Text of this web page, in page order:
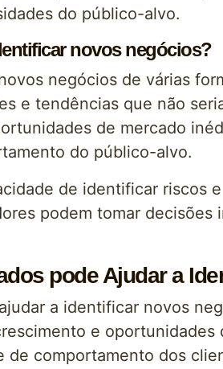
do público-alvo.
novos negócios?
negócios de várias
e tendências que não
de mercado
do público-alvo.
de identificar riscos
podem tomar
pode Ajudar a
a identificar novos
e oportunidades
de comportamento dos